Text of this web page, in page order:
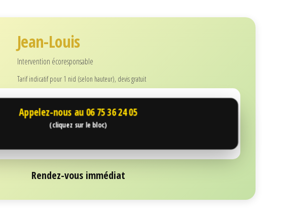
Jean-Louis
Intervention écoresponsable
Tarif indicatif pour 1 nid (selon hauteur), devis gratuit
Appelez-nous au06 75 36 24 05
(cliquez sur le bloc)
Rendez-vous immédiat